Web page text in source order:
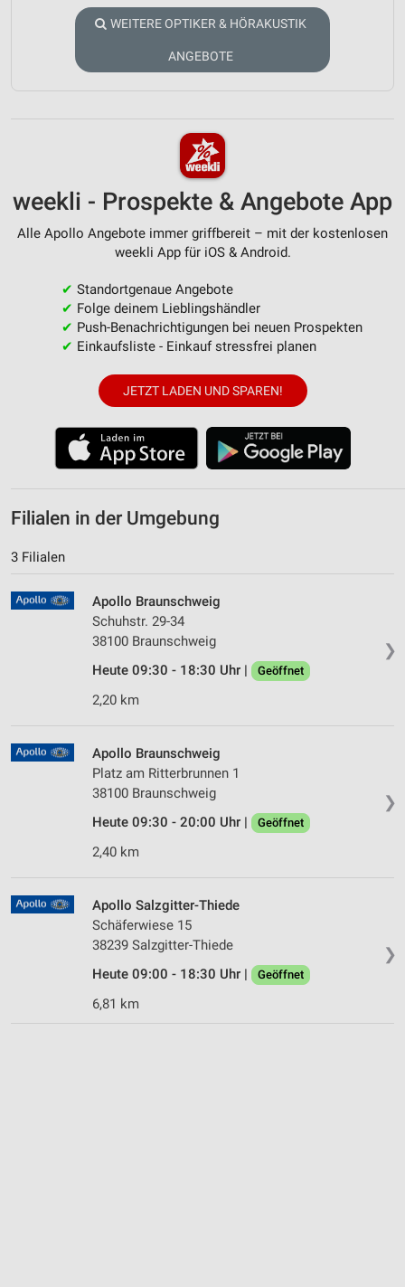
WEITERE OPTIKER & HÖRAKUSTIK
ANGEBOTE
weekli - Prospekte & Angebote App
Alle Apollo Angebote immer griffbereit – mit der kostenlosen
weekli App für iOS & Android.
✔ Standortgenaue Angebote
✔ Folge deinem Lieblingshändler
✔ Push-Benachrichtigungen bei neuen Prospekten
✔ Einkaufsliste - Einkauf stressfrei planen
JETZT LADEN UND SPAREN!
Filialen in der Umgebung
3 Filialen
❯
Apollo Braunschweig
Schuhstr. 29-34
38100 Braunschweig
Heute 09:30 - 18:30 Uhr |
Geöffnet
2,20 km
❯
Apollo Braunschweig
Platz am Ritterbrunnen 1
38100 Braunschweig
Heute 09:30 - 20:00 Uhr |
Geöffnet
2,40 km
❯
Apollo Salzgitter-Thiede
Schäferwiese 15
38239 Salzgitter-Thiede
Heute 09:00 - 18:30 Uhr |
Geöffnet
6,81 km